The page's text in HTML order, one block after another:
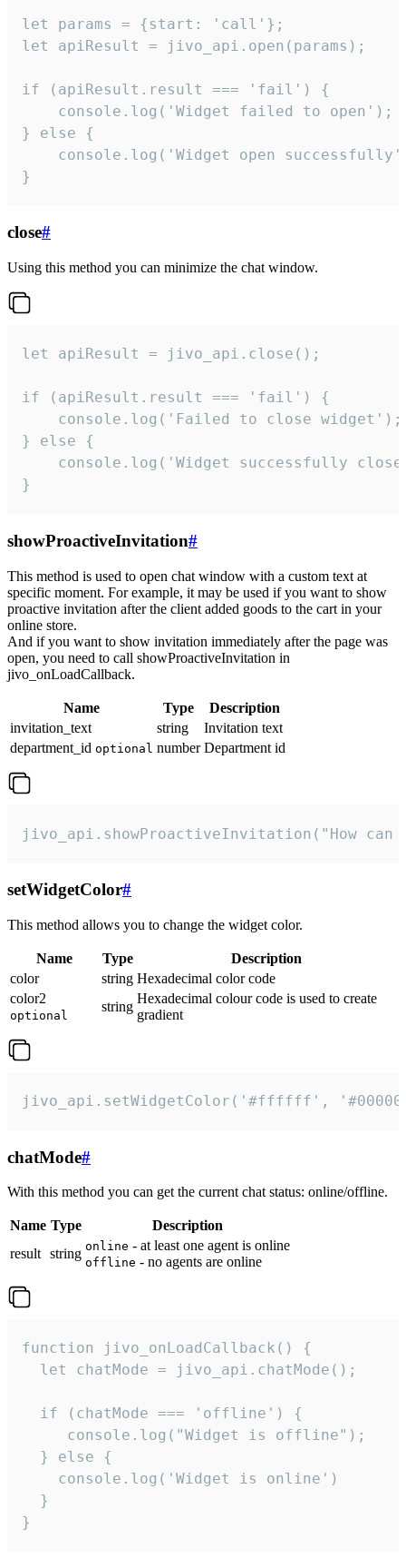
let params = {start: 'call'};
let apiResult = jivo_api.open(params);
if (apiResult.result === 'fail') {
    console.log('Widget failed to open');
} else {
console.log('Widget open
}
close#
Using this method you can minimize the chat window.
let apiResult = jivo_api.close();
if (apiResult.result === 'fail') {
    console.log('Failed to close widget');
} else {
console.log('Widget successfully
}
showProactiveInvitation#
This method is used to open chat window with a custom text at
specific moment. For example, it may be used if you want to show
proactive invitation after the client added goods to the cart in your
online store.
And if you want to show invitation immediately after the page was
open, you need to call showProactiveInvitation in
jivo_onLoadCallback.
Name Type
Description
invitation_text
string
Invitation text
department_id optional number Department id
jivo_api.showProactiveInvitation("How
setWidgetColor#
This method allows you to change the widget color.
Name Type
Description
color
string Hexadecimal color code
color2
optional
string
Hexadecimal colour code is used to create
gradient
jivo_api.setWidgetColor('#ffffff',
chatMode#
With this method you can get the current chat status: online/offline.
Name Type
Description
result string online - at least one agent is online
offline - no agents are online
function jivo_onLoadCallback() {
  let chatMode = jivo_api.chatMode();
  if (chatMode === 'offline') {
     console.log("Widget is offline");
  } else {
    console.log('Widget is online')
  }
}